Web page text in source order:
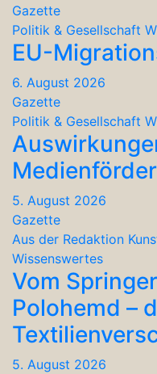
Gazette
Politik & Gesellschaft
EU-
6. August 2026
Gazette
Politik & Gesellschaft
5. August 2026
Gazette
Aus der Redaktion
Wissenswertes
Vom
Polohemd –
5. August 2026